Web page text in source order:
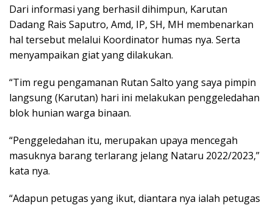
Dari informasi yang berhasil dihimpun, Karutan
Dadang Rais Saputro, Amd, IP, SH, MH membenarkan
hal tersebut melalui Koordinator humas nya. Serta
menyampaikan giat yang dilakukan.
“Tim regu pengamanan Rutan Salto yang saya pimpin
langsung (Karutan) hari ini melakukan penggeledahan
blok hunian warga binaan.
“Penggeledahan itu, merupakan upaya mencegah
masuknya barang terlarang jelang Nataru 2022/2023,”
kata nya.
“Adapun petugas yang ikut, diantara nya ialah petugas